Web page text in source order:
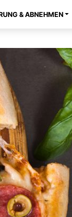
& ABNEHMEN